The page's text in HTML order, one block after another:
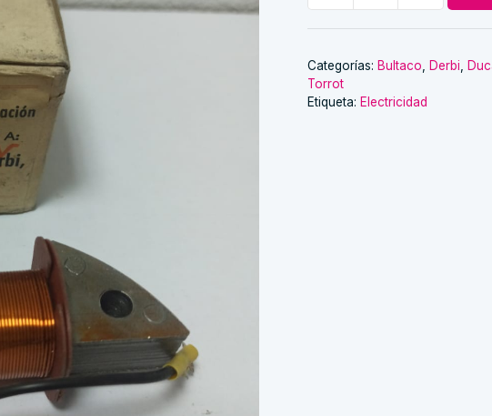
adaptable
cantidad
Categorías: Bultaco Derbi
Torrot
Etiqueta: Electricidad